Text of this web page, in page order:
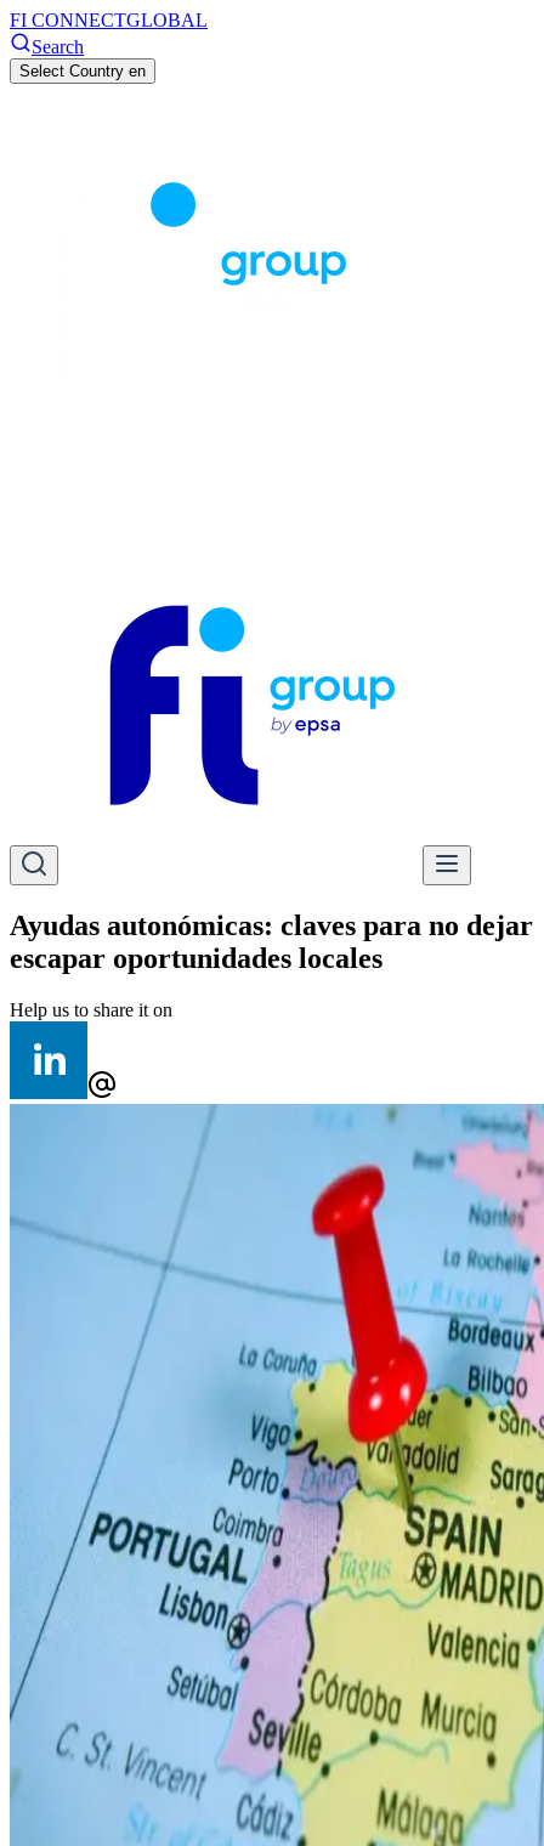
FI CONNECTGLOBAL
Search
Select Country en
Ayudas autonómicas: claves para no dejar
escapar oportunidades locales
Help us to share it on